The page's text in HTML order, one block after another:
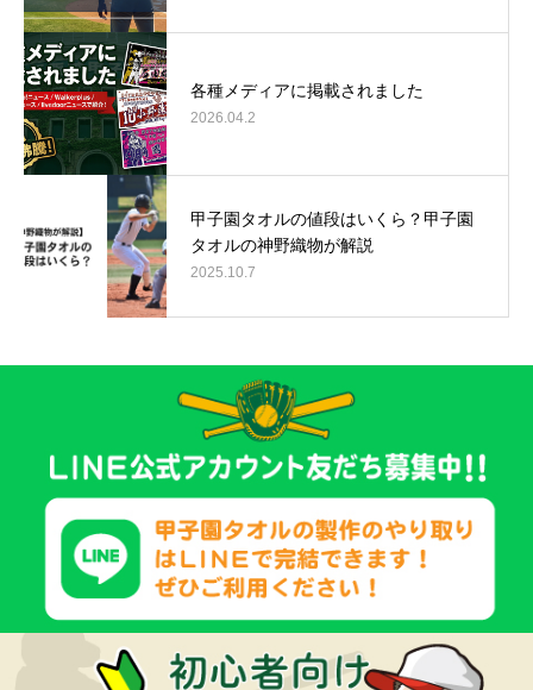
各種メディアに掲載されました
2026.04.2
甲子園タオルの値段はいくら？甲子園
タオルの神野織物が解説
2025.10.7